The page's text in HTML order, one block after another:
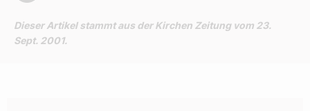
Dieser Artikel stammt aus der Kirchen Zeitung vom 23.
Sept. 2001.